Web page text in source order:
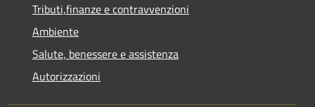
Tributi,finanze e contravvenzioni
Ambiente
Salute, benessere e assistenza
Autorizzazioni